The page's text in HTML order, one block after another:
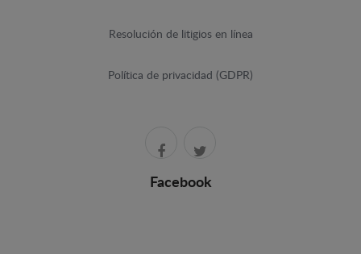
Resolución de litigios en línea
Política de privacidad (GDPR)
Facebook